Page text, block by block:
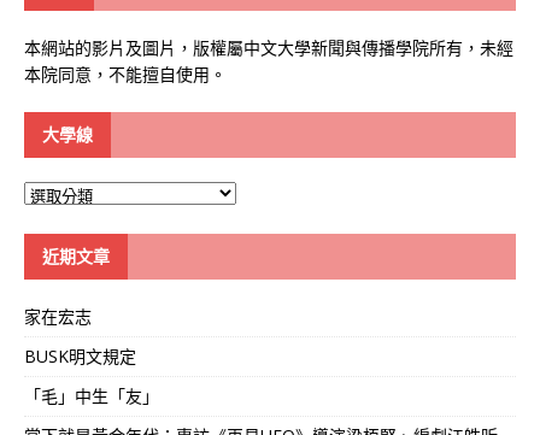
本網站的影片及圖片，版權屬中文大學新聞與傳播學院所有，未經
本院同意，不能擅自使用。
大學線
大
近期文章
家在宏志
BUSK明文規定
「毛」中生「友」